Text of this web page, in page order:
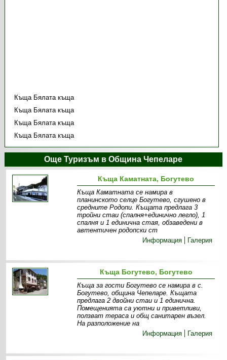
Къща Бялата къща
Къща Бялата къща
Къща Бялата къща
Къща Бялата къща
Още Туризъм в Община Чепеларе
Къща Каматната, Богутево
Къща Каматната се намира в
планинското селце Богутево, сгушено в
средните Родопи. Къщата предлага 3
тройни стаи (спалня+единично легло), 1
спалня и 1 единична стая, обзаведени в
автентичен родопски ст
Информация
Галерия
Къща Богутево, Богутево
Къща за гости Богутево се намира в с.
Богутево, община Чепеларе. Къщата
предлага 2 двойни стаи и 1 единична.
Помещенията са уютни и приветливи,
ползват тераса и общ санитарен възел.
На разположение на
Информация
Галерия